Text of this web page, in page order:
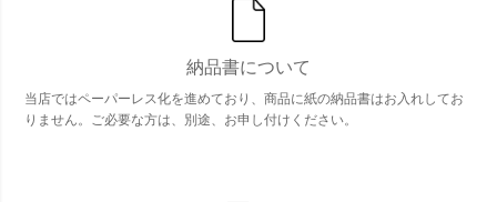
納品書について
当店ではペーパーレス化を進めており、商品に紙の納品書はお入れしてお
りません。ご必要な方は、別途、お申し付けください。